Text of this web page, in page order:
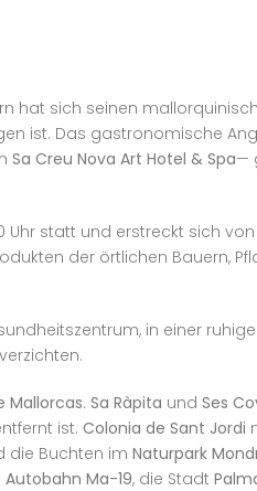
hat sich seinen
ist. Das gastronomische
Sa Creu Nova Art Hotel & Spa—
Uhr statt und erstreckt sich
der örtlichen Bauern,
in einer
Mallorcas. Sa Ràpita und Ses
ist. Colonia de Sant Jordi
die Buchten im Naturpark
Autobahn Ma-19, die Stadt